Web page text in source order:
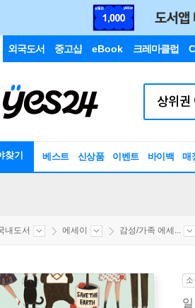
외국도서 중고샵 eBook 크레마클럽
찾기 베스트 신상품 이벤트 바이백 매
내도서 에세이 감성/가족 에세...